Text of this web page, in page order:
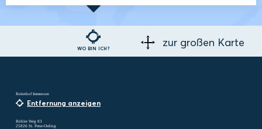
WO BIN ICH? zur großen Karte
Reiterhof Immensee
Entfernung anzeigen
Böhler Weg 83
25826 St. Peter-Ording